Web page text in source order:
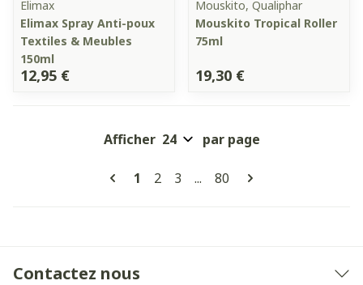
Elimax
Elimax Spray Anti-poux
Textiles & Meubles
150ml
12,95 €
Mouskito, Qualiphar
Mouskito Tropical Roller
75ml
19,30 €
Pages
Vous lisez actuellement la page
1 Page
2 Page
3 ... Page
80
Afficher par page
Contactez nous